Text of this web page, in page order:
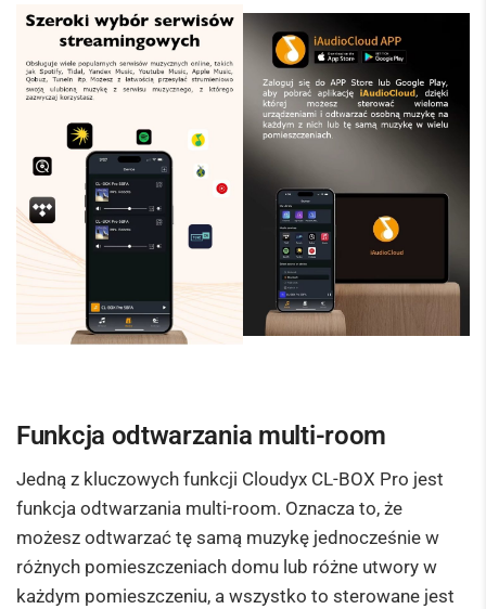
Funkcja odtwarzania multi-room
Jedną z kluczowych funkcji Cloudyx CL-BOX Pro jest
funkcja odtwarzania multi-room. Oznacza to, że
możesz odtwarzać tę samą muzykę jednocześnie w
różnych pomieszczeniach domu lub różne utwory w
każdym pomieszczeniu, a wszystko to sterowane jest